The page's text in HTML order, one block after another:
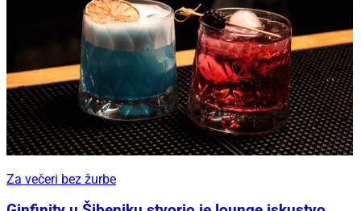
Za večeri bez žurbe